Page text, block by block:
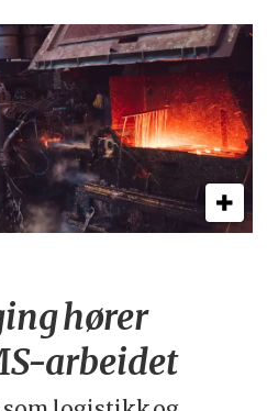
hører
arbeidet